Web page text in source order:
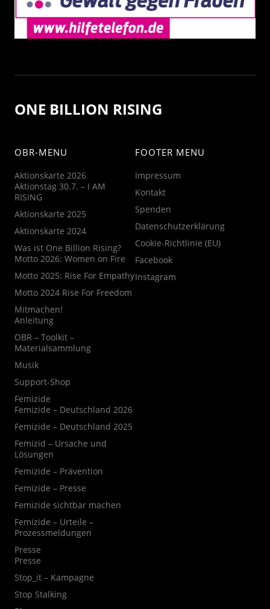
ONE BILLION RISING
OBR-MENU
Aktionskarte 2026
Aktionstag 30.7. – I AM
RISING
Aktionskarte 2025
Aktionskarte 2024
Was ist One Billion Rising?
Motto 2026: Women on Fire
Motto 2025: Rise For Empathy
Motto 2024 Rise For Freedom
Mitmachen!
Anleitung
OBR – Toolkit –
Materialsammlung
Musik
Support-Shop
Femizide
Femizide – Deutschland 2026
Femizide – Deutschland 2025
Femizid – Ursache und
Lösungen
Femizide – Prävention
Femizide – Presse
Femizide sichtbar machen
Femizide – Urteile –
Prozessmeldungen
Presse
Presse
Stop_it – Kampagne
Stop Stalking
FOOTER MENU
Impressum
Kontakt
Spenden
Datenschutzerklärung
Cookie-Richtlinie (EU)
Facebook
Instagram